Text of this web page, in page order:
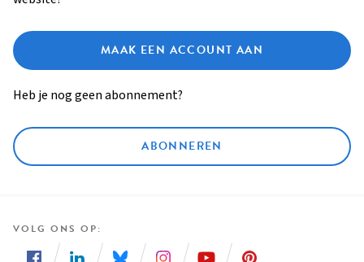
MAAK EEN ACCOUNT AAN
Heb je nog geen abonnement?
ABONNEREN
VOLG ONS OP